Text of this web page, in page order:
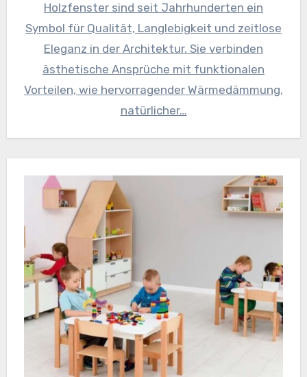
Holzfenster sind seit Jahrhunderten ein
Symbol für Qualität, Langlebigkeit und zeitlose
Eleganz in der Architektur. Sie verbinden
ästhetische Ansprüche mit funktionalen
Vorteilen, wie hervorragender Wärmedämmung,
natürlicher…